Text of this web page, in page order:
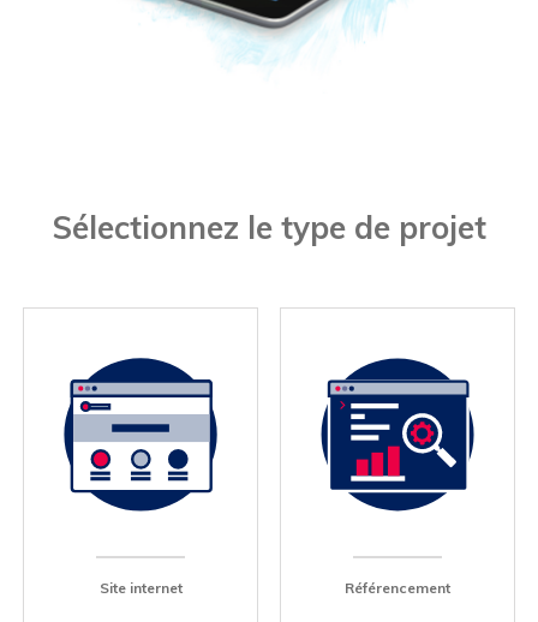
Sélectionnez le type de projet
Site internet Référencement